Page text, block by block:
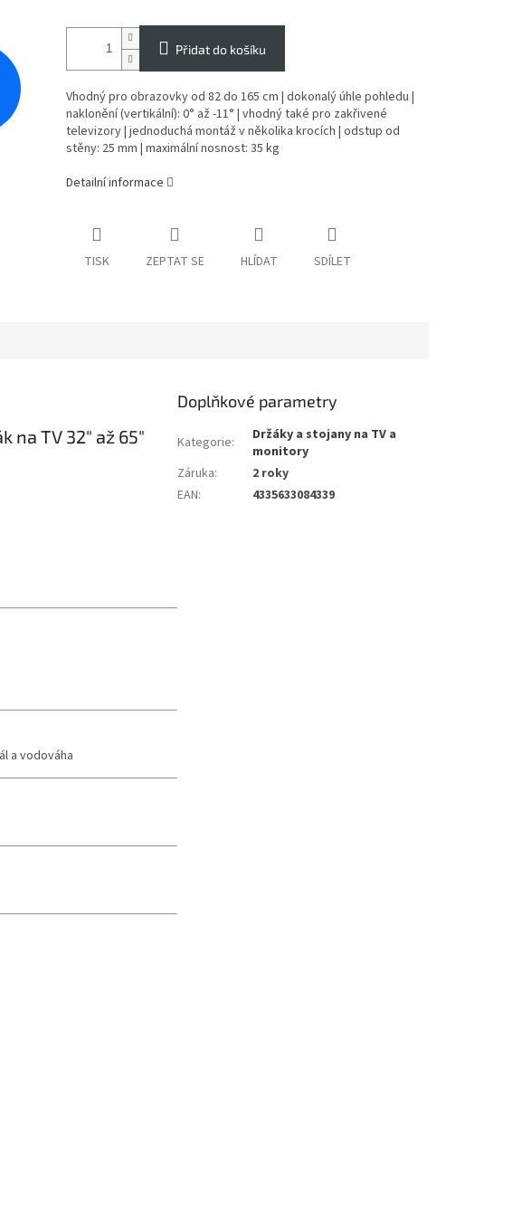
Přidat do košíku
Vhodný pro obrazovky od 82 do 165 cm | dokonalý úhle pohledu |
naklonění (vertikální): 0° až -11° | vhodný také pro zakřivené
televizory | jednoduchá montáž v několika krocích | odstup od
stěny: 25 mm | maximální nosnost: 35 kg
Detailní informace
TISK ZEPTAT SE HLÍDAT SDÍLET
na TV 32" až 65"
a vodováha
Doplňkové parametry
Kategorie:
Držáky a stojany na TV a
monitory
Záruka:
2 roky
EAN: 4335633084339